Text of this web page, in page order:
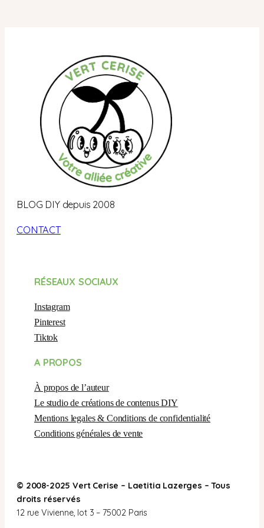
BLOG DIY depuis 2008
CONTACT
RÉSEAUX SOCIAUX
Instagram
Pinterest
Tiktok
A PROPOS
À propos de l’auteur
Le studio de créations de contenus DIY
Mentions legales & Conditions de confidentialité
Conditions générales de vente
© 2008-2025 Vert Cerise – Laetitia Lazerges – Tous
droits réservés
12 rue Vivienne, lot 3 – 75002 Paris